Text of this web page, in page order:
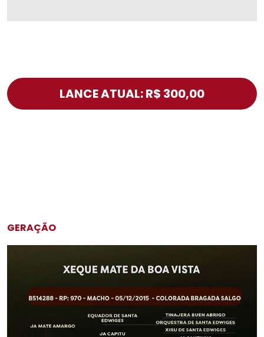
LANCE ATUAL: R$ 300,00
GERAÇÃO